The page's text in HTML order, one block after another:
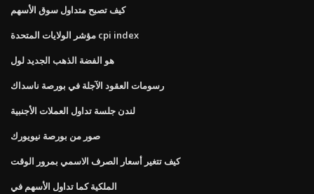
كيف تصبح متداول سوق الأسهم
مؤشر الولايات المتحدة cpi index
هو الفضة الذهب الجديد لول
رسومات العقود الآجلة في بورصة ناسداك
لندن جلسة تداول العملات الأجنبية
صور من بورصة نيويورك
كيف تتغير أسعار الصرف الاسمي بمرور الوقت
الملكية كما تداول الأسهم في